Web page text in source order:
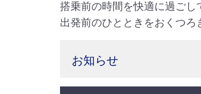
搭乗前の時間を快適に過ごし
出発前のひとときをおくつろ
お知らせ